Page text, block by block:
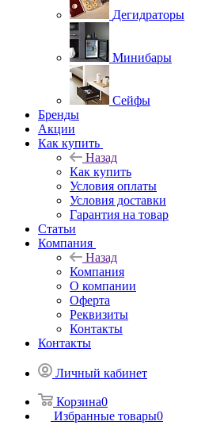
Дегидраторы
Минибары
Сейфы
Бренды
Акции
Как купить
Назад
Как купить
Условия оплаты
Условия доставки
Гарантия на товар
Статьи
Компания
Назад
Компания
О компании
Оферта
Реквизиты
Контакты
Контакты
Личный кабинет
Корзина0
Избранные товары0